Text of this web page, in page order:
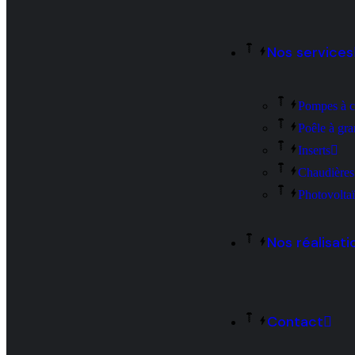
Nos services
Pompes à
Poêle à
Inserts
Chaudières
Nos
Contact